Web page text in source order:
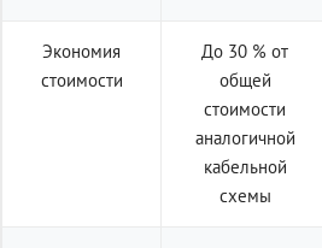
Экономия
стоимости
До 30 % от
общей
стоимости
аналогичной
кабельной
схемы